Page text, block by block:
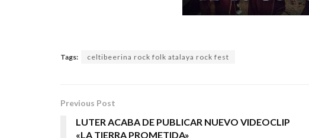
Tags: celtibeerina rock folk atalaya rock fest
Previous Post
LUTER ACABA DE PUBLICAR NUEVO VIDEOCLIP
«LA TIERRA PROMETIDA»